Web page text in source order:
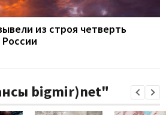
из строя четверть
bigmir)net"